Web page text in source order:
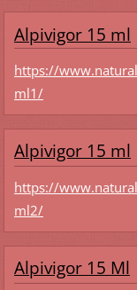
Alpivigor 15 ml
https://
ml1/
Alpivigor 15 ml
https://
ml2/
Alpivigor 15 Ml